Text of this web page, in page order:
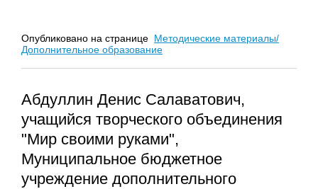
Опубликовано на странице Методические материалы/
Дополнительное образование
Абдуллин Денис Салаватович,
учащийся творческого объединения
"Мир своими руками",
Муниципальное бюджетное
учреждение дополнительного